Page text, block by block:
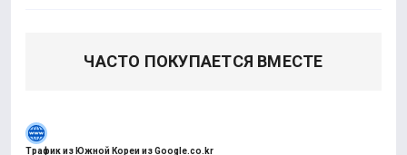
ЧАСТО ПОКУПАЕТСЯ ВМЕСТЕ
Трафик из Южной Кореи из Google.co.kr